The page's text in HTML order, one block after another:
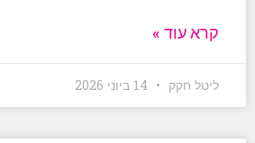
קרא עוד »
ליטל חקק